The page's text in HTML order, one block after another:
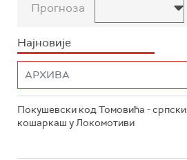
Прогноза
Најновије
Покушевски код Томовића - српски
кошаркаш у Локомотиви